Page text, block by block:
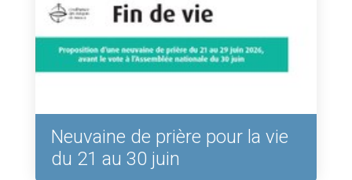
Neuvaine de prière pour la vie
du 21 au 30 juin